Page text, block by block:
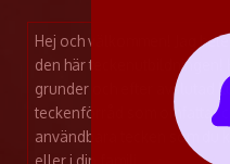
Hej och välkommen! Jag
den här teckenutbildningen!
grunder och efter avslutad
teckenförråd som omfattar
användbara tecken som du
eller i din familj.